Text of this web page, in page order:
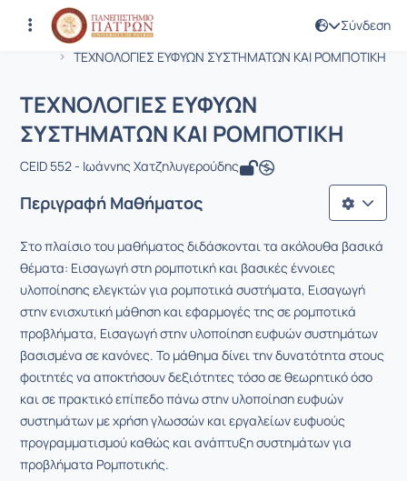
Σύνδεση
Αρχική Σελίδα
ΤΕΧΝΟΛΟΓΙΕΣ ΕΥΦΥΩΝ ΣΥΣΤΗΜΑΤΩΝ ΚΑΙ ΡΟΜΠΟΤΙΚΗ
Μάθημα : ΤΕΧΝΟΛΟΓΙΕΣ ΕΥΦΥΩΝ
Κωδικός : CEID1095
ΤΕΧΝΟΛΟΓΙΕΣ ΕΥΦΥΩΝ
ΣΥΣΤΗΜΑΤΩΝ ΚΑΙ ΡΟΜΠΟΤΙΚΗ
CEID 552 - Ιωάννης Χατζηλυγερούδης
Περιγραφή Μαθήματος
Στο πλαίσιο του μαθήματος διδάσκονται τα ακόλουθα βασικά
θέματα: Εισαγωγή στη ρομποτική και βασικές έννοιες
υλοποίησης ελεγκτών για ρομποτικά συστήματα, Εισαγωγή
στην ενισχυτική μάθηση και εφαρμογές της σε ρομποτικά
προβλήματα, Εισαγωγή στην υλοποίηση ευφυών συστημάτων
βασισμένα σε κανόνες. Το μάθημα δίνει την δυνατότητα στους
φοιτητές να αποκτήσουν δεξιότητες τόσο σε θεωρητικό όσο
και σε πρακτικό επίπεδο πάνω στην υλοποίηση ευφυών
συστημάτων με χρήση γλωσσών και εργαλείων ευφυούς
προγραμματισμού καθώς και ανάπτυξη συστημάτων για
προβλήματα Ρομποτικής.